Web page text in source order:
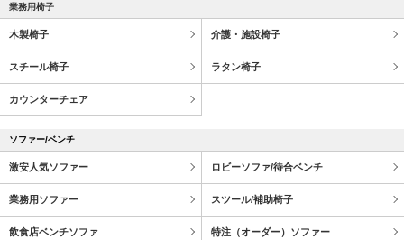
業務用椅子
木製椅子 介護・施設椅子
スチール椅子 ラタン椅子
カウンターチェア
ソファー/ベンチ
激安人気ソファー ロビーソファ/待合ベンチ
業務用ソファー スツール/補助椅子
飲食店ベンチソファ 特注（オーダー）ソファー